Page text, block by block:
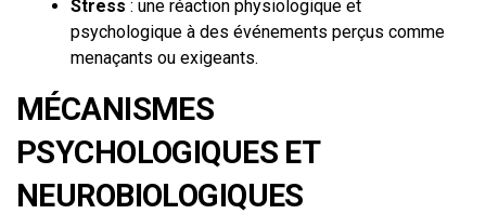
Stress : une réaction physiologique et
psychologique à des événements perçus comme
menaçants ou exigeants.
MÉCANISMES
PSYCHOLOGIQUES ET
NEUROBIOLOGIQUES